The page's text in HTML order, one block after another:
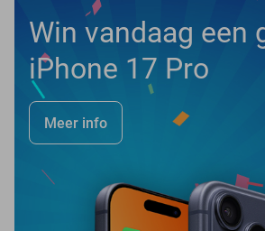
Win vandaag een
iPhone 17 Pro
Meer info